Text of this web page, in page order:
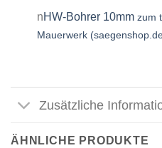
nHW-Bohrer 10mmzum
Mauerwerk
Zusätzliche
ÄHNLICHE PRODUKTE